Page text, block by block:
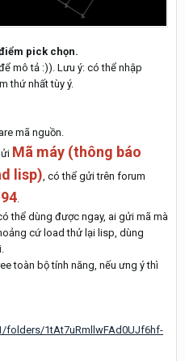
pick chọn.
mô tả :)). Lưu ý: có thể nhập
thứ nhất tùy ý.
mã nguồn.
Mã máy (thông báo
lisp) , có thể gửi trên forum
thể dùng được ngay, ai gửi mã mà
cứ load thử lại lisp, dùng
toàn bộ tính năng, nếu ưng ý thì
1tAt7uRmllwFAd0UJf6hf-